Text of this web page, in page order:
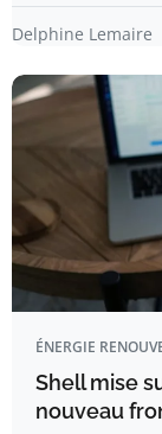
Delphine Lemaire
ÉNERGIE
Shell mise
nouveau